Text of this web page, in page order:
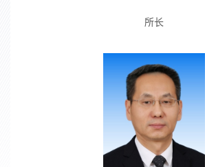
所长